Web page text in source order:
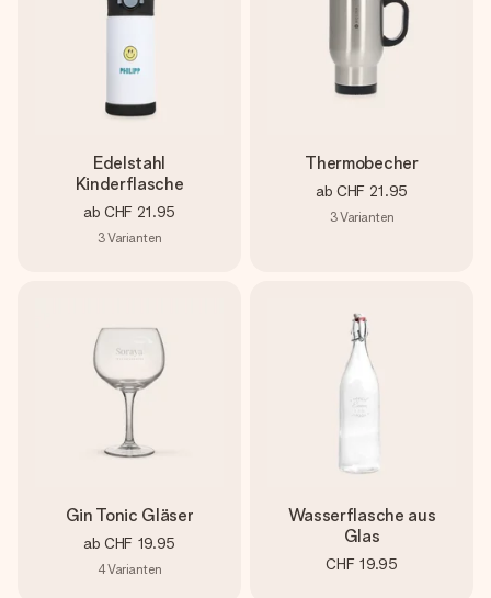
Edelstahl
Kinderflasche
ab CHF 21.95
3Varianten
Thermobecher
ab CHF 21.95
3Varianten
Gin Tonic Gläser
ab CHF 19.95
4Varianten
Wasserflasche aus
Glas
CHF 19.95